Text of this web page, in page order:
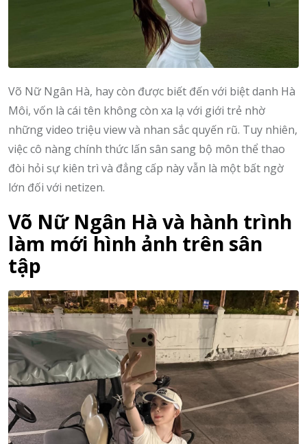
Võ Nữ Ngân Hà, hay còn được biết đến với biệt danh Hà
Môi, vốn là cái tên không còn xa lạ với giới trẻ nhờ
những video triệu view và nhan sắc quyến rũ. Tuy nhiên,
việc cô nàng chính thức lấn sân sang bộ môn thể thao
đòi hỏi sự kiên trì và đẳng cấp này vẫn là một bất ngờ
lớn đối với netizen.
Võ Nữ Ngân Hà và hành trình
làm mới hình ảnh trên sân
tập